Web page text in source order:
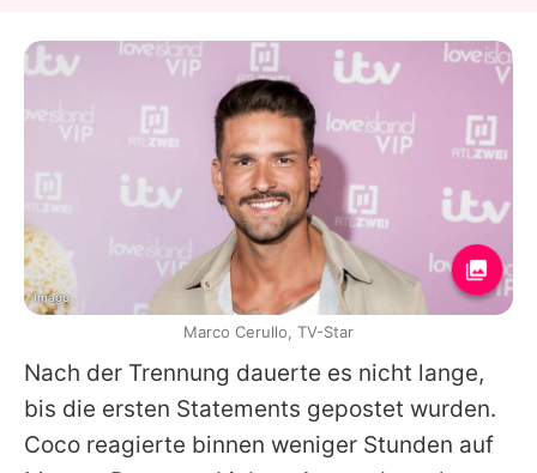
Nach der Trennung dauerte es nicht lange,
bis die ersten Statements gepostet wurden.
Coco reagierte binnen weniger Stunden auf
Imago
Marco Cerullo, TV-Star